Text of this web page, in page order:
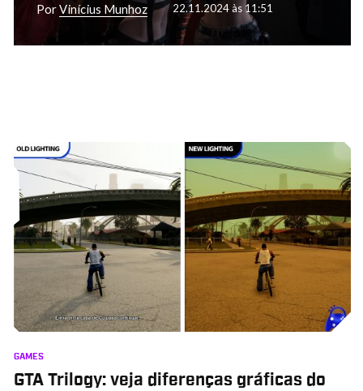
PorVinícius Munhoz 22.11.2024 às 11:51
GAMES
GTA Trilogy: veja diferenças gráficas do